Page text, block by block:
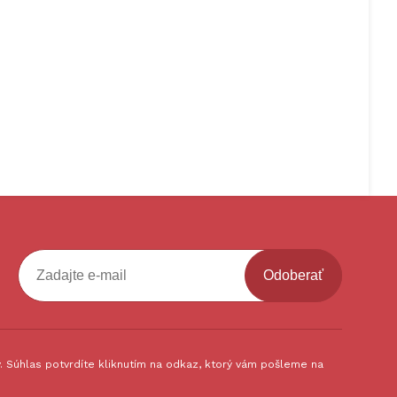
Odoberať
potvrdíte kliknutím na odkaz, ktorý vám pošleme na